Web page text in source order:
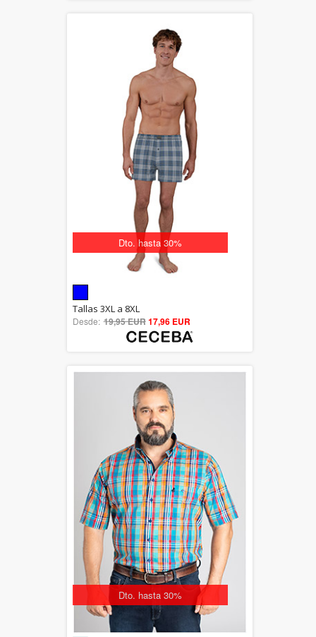
Dto. hasta 30%
5.00
out of 5
Tallas 3XL a 8XL
Desde: 19,95 EUR17,96 EUR
Dto. hasta 30%